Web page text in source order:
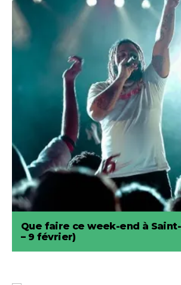
Que faire ce week-end à
– 9 février)